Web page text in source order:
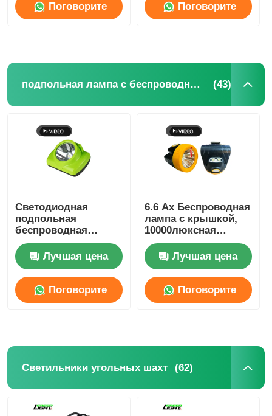
Поговорите Поговорите
подпольная лампа с беспроводной крышкой (43)
Светодиодная
подпольная
беспроводная
крышка лампа для
шахт 15000lux 6,8Ah
IP68
Лучшая цена
Поговорите
6.6 Ах Беспроводная
лампа с крышкой,
10000люксная
подпольная шахтная
шлемная лампа
Лучшая цена
Поговорите
Светильники угольных шахт (62)